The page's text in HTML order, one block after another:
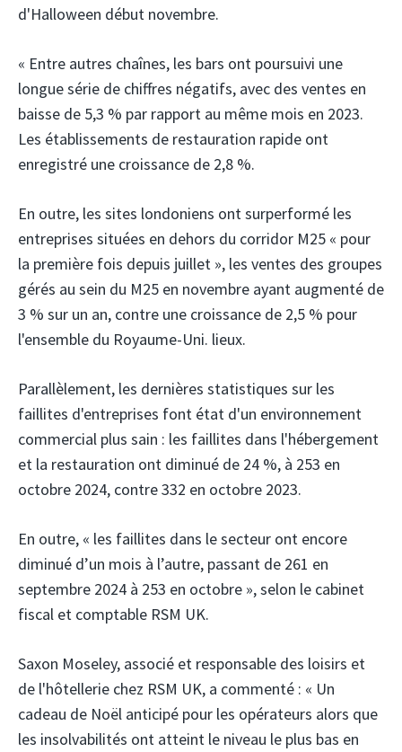
d'Halloween début novembre.
« Entre autres chaînes, les bars ont poursuivi une
longue série de chiffres négatifs, avec des ventes en
baisse de 5,3 % par rapport au même mois en 2023.
Les établissements de restauration rapide ont
enregistré une croissance de 2,8 %.
En outre, les sites londoniens ont surperformé les
entreprises situées en dehors du corridor M25 « pour
la première fois depuis juillet », les ventes des groupes
gérés au sein du M25 en novembre ayant augmenté de
3 % sur un an, contre une croissance de 2,5 % pour
l'ensemble du Royaume-Uni. lieux.
Parallèlement, les dernières statistiques sur les
faillites d'entreprises font état d'un environnement
commercial plus sain : les faillites dans l'hébergement
et la restauration ont diminué de 24 %, à 253 en
octobre 2024, contre 332 en octobre 2023.
En outre, « les faillites dans le secteur ont encore
diminué d’un mois à l’autre, passant de 261 en
septembre 2024 à 253 en octobre », selon le cabinet
fiscal et comptable RSM UK.
Saxon Moseley, associé et responsable des loisirs et
de l'hôtellerie chez RSM UK, a commenté : « Un
cadeau de Noël anticipé pour les opérateurs alors que
les insolvabilités ont atteint le niveau le plus bas en